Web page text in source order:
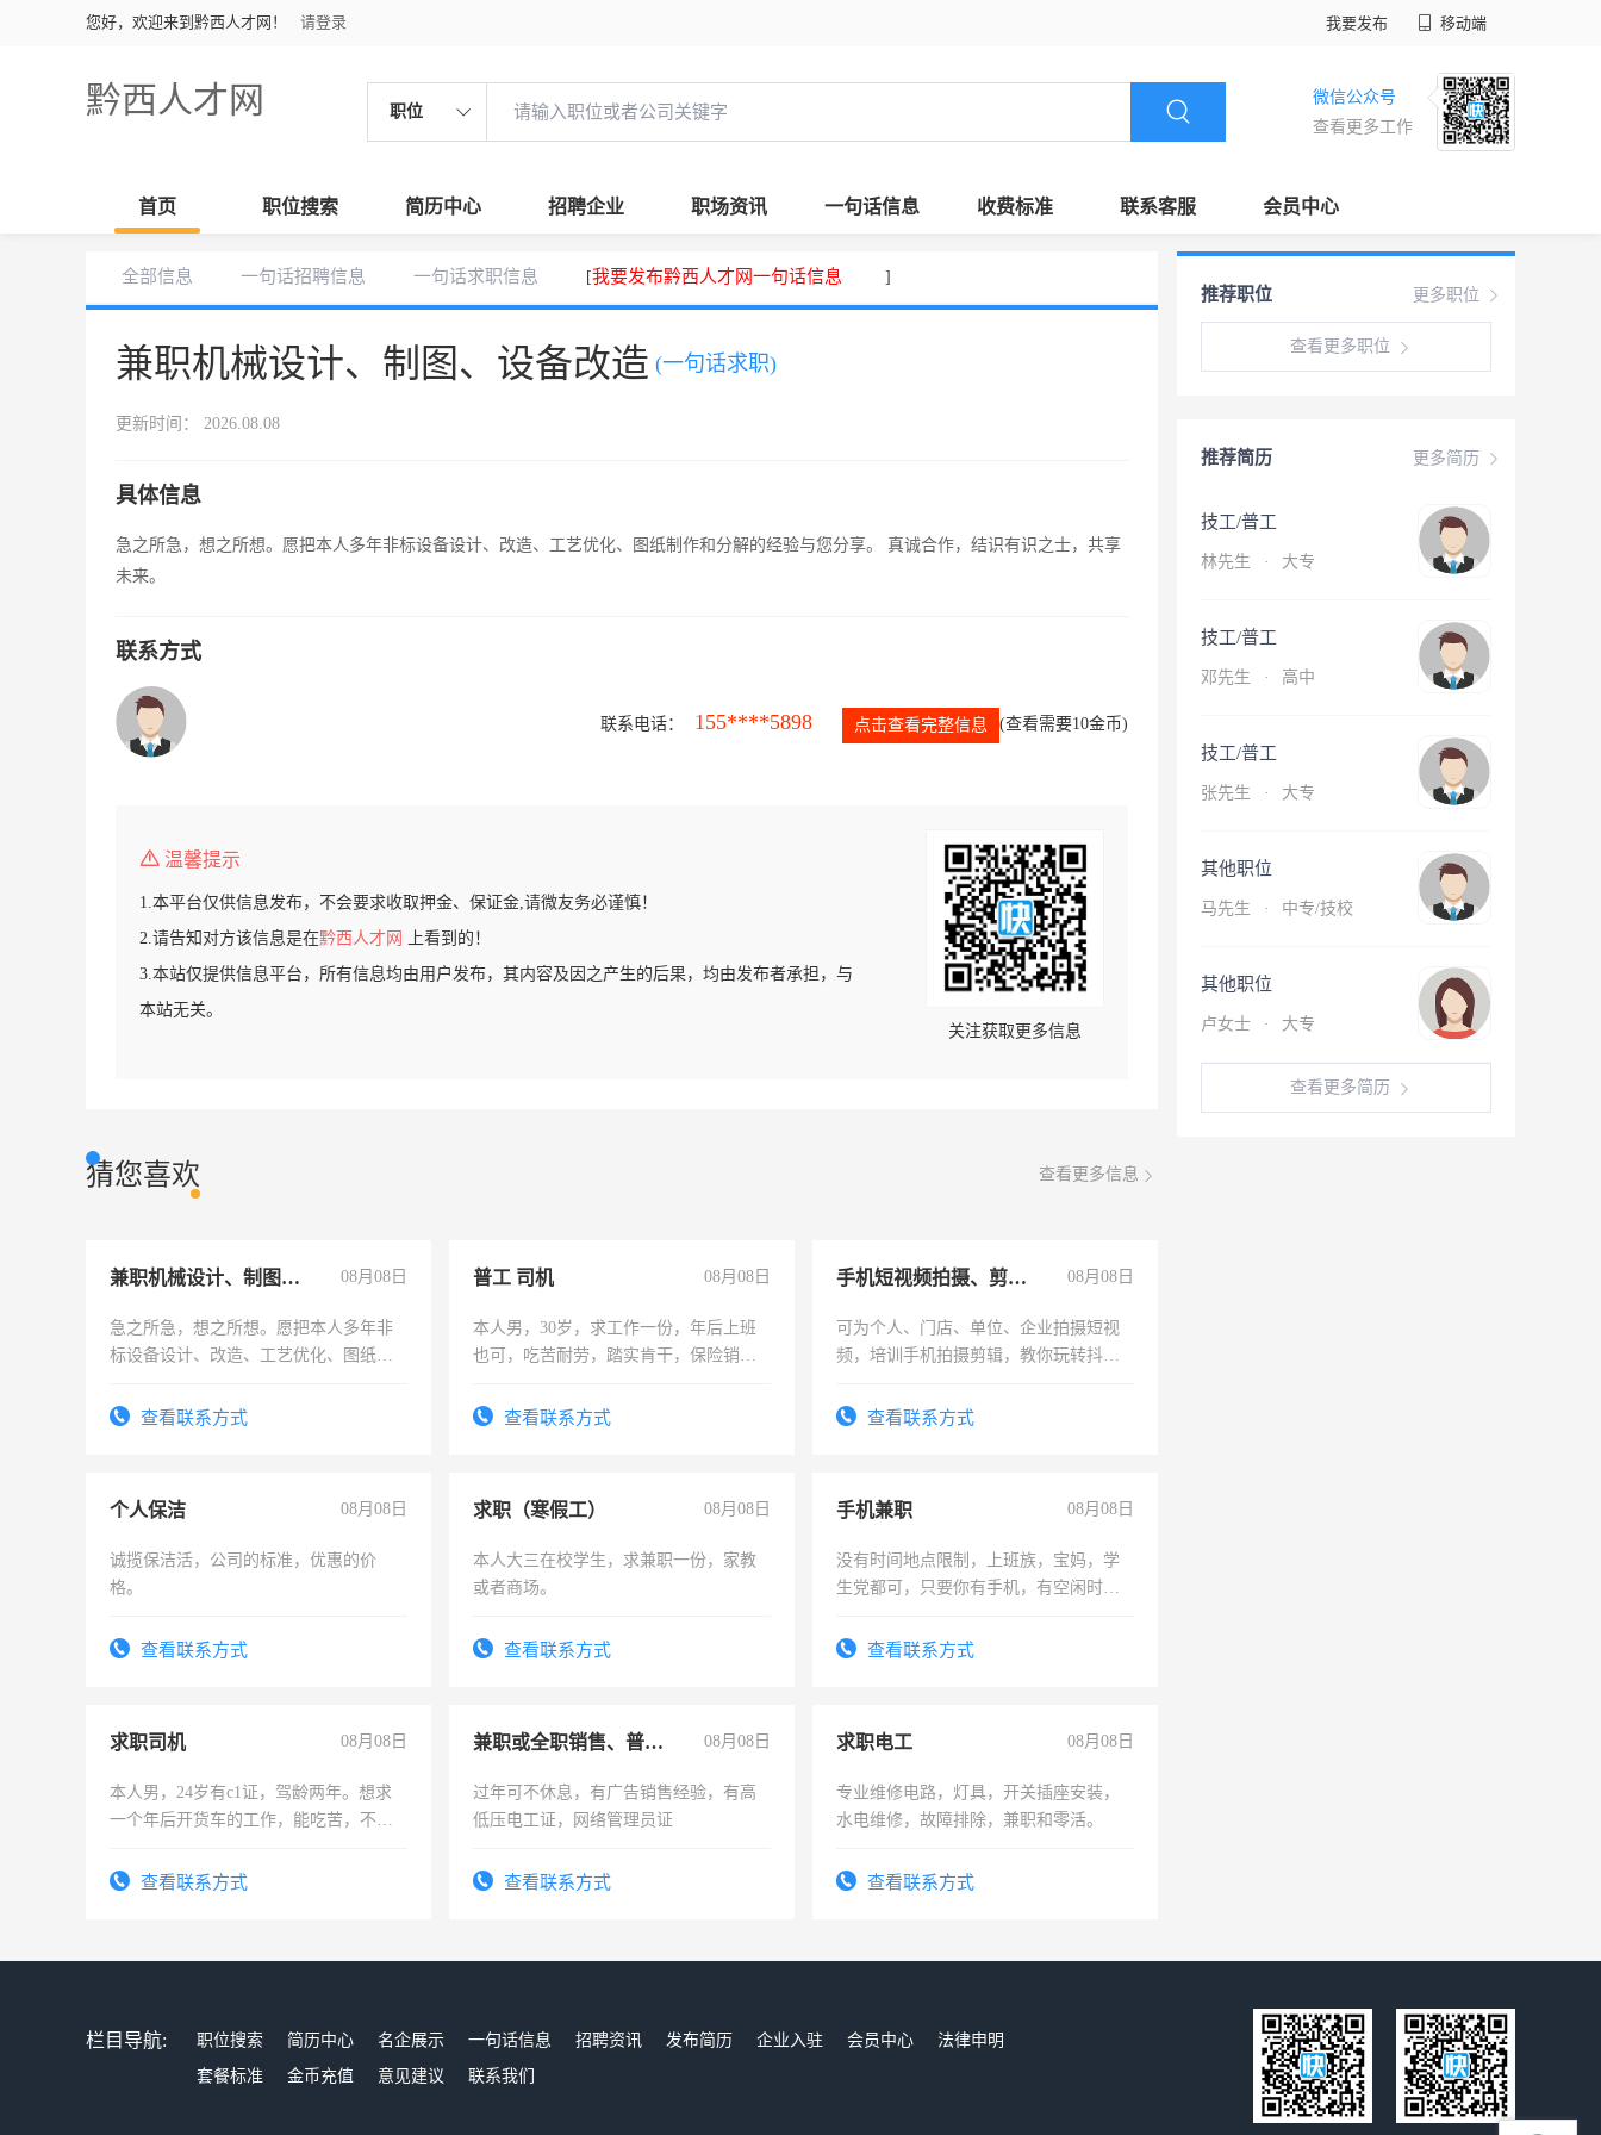
您好，欢迎来到黔西人才网！ 请登录 我要发布 移动端
黔西人才网 职位
微信公众号
查看更多工作
首页 职位搜索 简历中心 招聘企业 职场资讯 一句话信息 收费标准 联系客服 会员中心
全部信息 一句话招聘信息 一句话求职信息 [我要发布黔西人才网一句话信息 ]
兼职机械设计、制图、设备改造 (一句话求职)
更新时间： 2026.08.08
具体信息
急之所急，想之所想。愿把本人多年非标设备设计、改造、工艺优化、图纸制作和分解的经验与您分享。 真诚合作，结识有识之士，共享
未来。
联系方式
联系电话： 155****5898 点击查看完整信息 (查看需要10金币)
温馨提示
1.本平台仅供信息发布，不会要求收取押金、保证金,请微友务必谨慎！
2.请告知对方该信息是在黔西人才网
上看到的！
3.本站仅提供信息平台，所有信息均由用户发布，其内容及因之产生的后果，均由发布者承担，与
本站无关。
关注获取更多信息
猜您喜欢 查看更多信息
兼职机械设计、制图、设备改造 08月08日
急之所急，想之所想。愿把本人多年非
标设备设计、改造、工艺优化、图纸制
结识有识之士，共享未来。
查看联系方式
普工 司机 08月08日
本人男，30岁，求工作一份，年后上班
也可，吃苦耐劳，踏实肯干，保险销售
查看联系方式
手机短视频拍摄、剪辑、抖音快手 08月08日
可为个人、门店、单位、企业拍摄短视
频，培训手机拍摄剪辑，教你玩转抖音
频，培训手机拍摄剪辑，教你玩转抖
查看联系方式
个人保洁 08月08日
诚揽保洁活，公司的标准，优惠的价
格。
查看联系方式
求职（寒假工） 08月08日
本人大三在校学生，求兼职一份，家教
或者商场。
查看联系方式
手机兼职 08月08日
没有时间地点限制，上班族，宝妈，学
生党都可，只要你有手机，有空闲时
勤快的四五十，每天挣零花钱没问题！
查看联系方式
求职司机 08月08日
本人男，24岁有c1证，驾龄两年。想求
一个年后开货车的工作，能吃苦，不怕
查看联系方式
兼职或全职销售、普工、维修 08月08日
过年可不休息，有广告销售经验，有高
低压电工证，网络管理员证
查看联系方式
求职电工 08月08日
专业维修电路，灯具，开关插座安装，
水电维修，故障排除，兼职和零活。
查看联系方式
更多职位
推荐职位
查看更多职位
更多简历
推荐简历
技工/普工
林先生 · 大专
技工/普工
邓先生 · 高中
技工/普工
张先生 · 大专
其他职位
马先生 · 中专/技校
其他职位
卢女士 · 大专
查看更多简历
栏目导航: 职位搜索 简历中心 名企展示 一句话信息 招聘资讯 发布简历 企业入驻 会员中心
法律申明
套餐标准
金币充值 意见建议 联系我们